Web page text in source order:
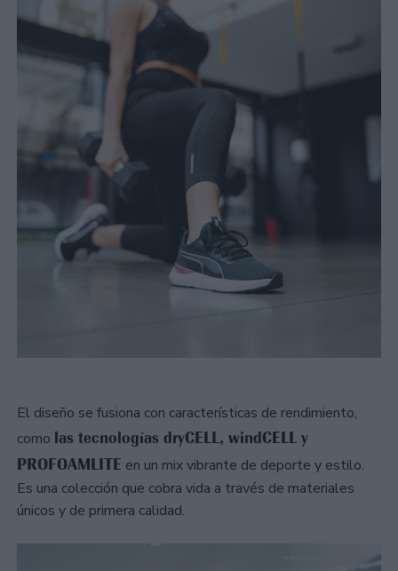
El diseño se fusiona con características de rendimiento,
como las tecnologías dryCELL, windCELL y
PROFOAMLITE en un mix vibrante de deporte y estilo.
Es una colección que cobra vida a través de materiales
únicos y de primera calidad.